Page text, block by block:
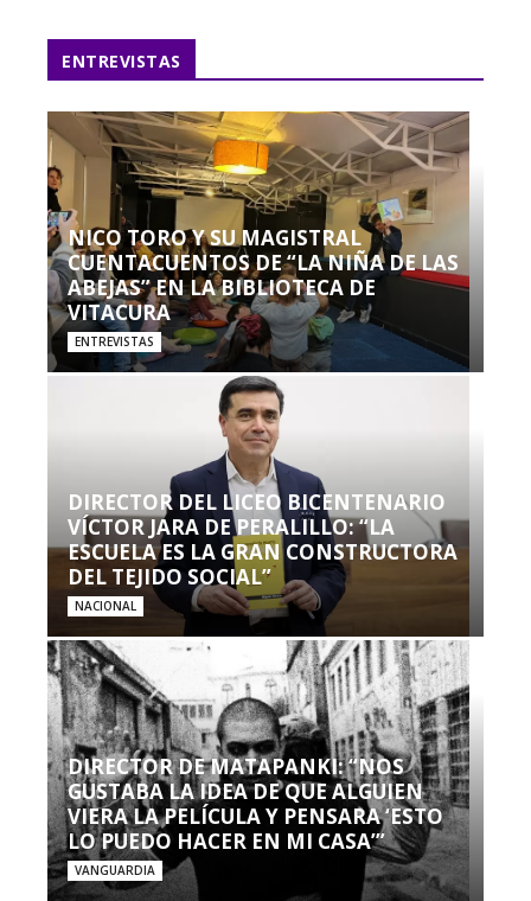
ENTREVISTAS
NICO TORO Y SU MAGISTRAL
CUENTACUENTOS DE “LA NIÑA DE LAS
ABEJAS” EN LA BIBLIOTECA DE
VITACURA
ENTREVISTAS
DIRECTOR DEL LICEO BICENTENARIO
VÍCTOR JARA DE PERALILLO: “LA
ESCUELA ES LA GRAN CONSTRUCTORA
DEL TEJIDO SOCIAL”
NACIONAL
DIRECTOR DE MATAPANKI: “NOS
GUSTABA LA IDEA DE QUE ALGUIEN
VIERA LA PELÍCULA Y PENSARA ‘ESTO
LO PUEDO HACER EN MI CASA’”
VANGUARDIA